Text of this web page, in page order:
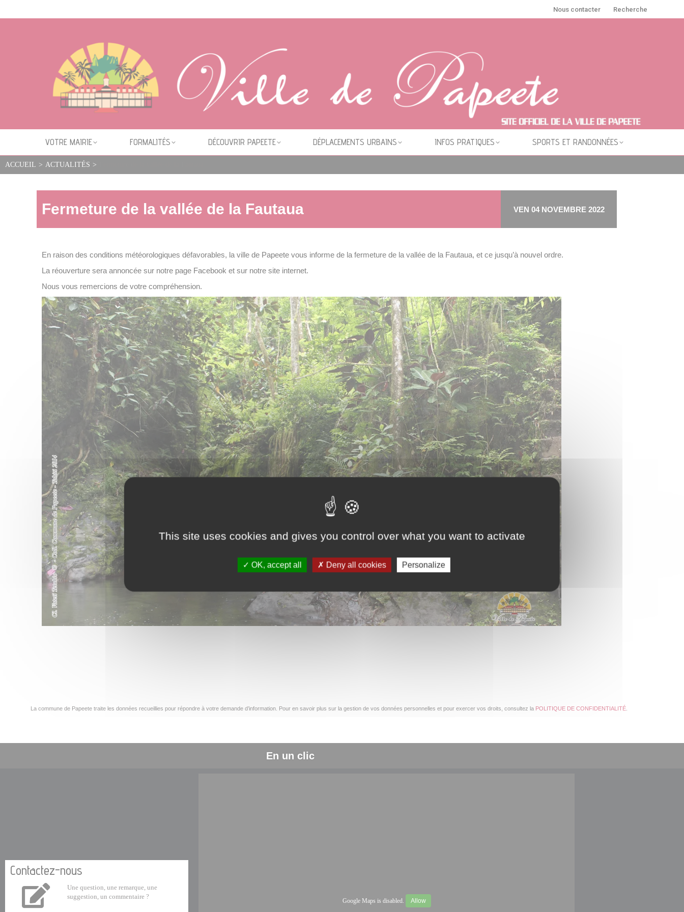
Nous contacter Recherche
VOTRE MAIRIE FORMALITÉS DÉCOUVRIR PAPEETE DÉPLACEMENTS URBAINS INFOS PRATIQUES SPORTS ET RANDONNÉES
ACCUEIL > ACTUALITÉS >
Fermeture de la vallée de la Fautaua VEN 04 NOVEMBRE 2022
En raison des conditions météorologiques défavorables, la ville de Papeete vous informe de la fermeture de la vallée de la Fautaua, et ce jusqu’à nouvel ordre.
La réouverture sera annoncée sur notre page Facebook et sur notre site internet.
Nous vous remercions de votre compréhension.
La commune de Papeete traite les données recueillies pour répondre à votre demande d’information. Pour en savoir plus sur la gestion de vos données personnelles et pour exercer vos droits, consultez la POLITIQUE DE CONFIDENTIALITÉ
En un clic
Contactez-nous
Une question, une remarque, une
suggestion, un commentaire ?
Google Maps is disabled. Allow
This site uses cookies and gives you control over what you want to activate
OK, accept all Deny all cookies Personalize